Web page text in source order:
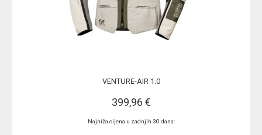
VENTURE-AIR 1.0
399,96 €
Najniža cijena u zadnjih 30 dana: